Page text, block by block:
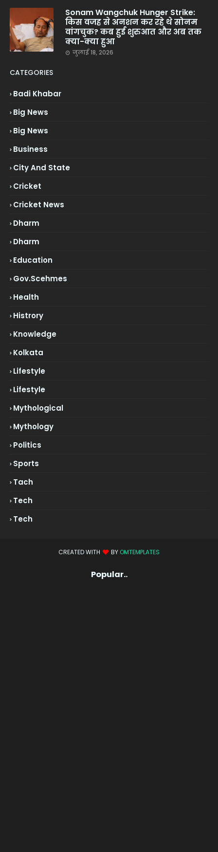
Sonam Wangchuk Hunger Strike:
किस वजह से अनशन कर रहे थे सोनम
वांगचुक? कब हुई शुरुआत और अब तक
क्या-क्या हुआ
जुलाई 18, 2026
CATEGORIES
Badi Khabar
Big News
Big News
Business
City And State
Cricket
Cricket News
Dharm
Dharm
Education
Gov.scehmes
Health
Histrory
Knowledge
Kolkata
Lifestyle
Lifestyle
Mythological
Mythology
Politics
Sports
Tach
Tech
Tech
CREATED WITH BY OMTEMPLATES
Popular..